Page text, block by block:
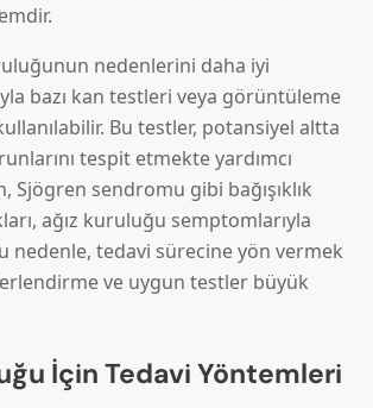
nedenlerini daha iyi
bazı kan testleri veya görüntüleme
Bu testler, potansiyel altta
tespit etmekte yardımcı
Sjögren sendromu gibi bağışıklık
ağız kuruluğu semptomlarıyla
nedenle, tedavi sürecine yön vermek
ve uygun testler büyük
İçin Tedavi Yöntemleri